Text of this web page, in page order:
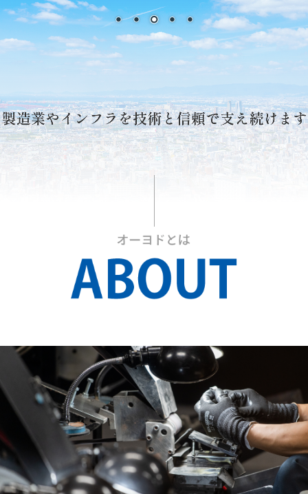
募集要項（産業機械本部 整備士 本社)
募集要項（産業機械本部 整備士 枚方)
募集要項（産業機械本部 整備士 奈良)
募集要項（エンジン事業本部 整備士 )
お問い合わせ
個人情報保護方針